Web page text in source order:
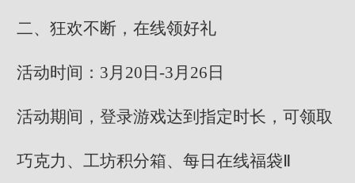
二、狂欢不断，在线领好礼
活动时间：3月20日-3月26日
活动期间，登录游戏达到指定时长，可领取
巧克力、工坊积分箱、每日在线福袋Ⅱ